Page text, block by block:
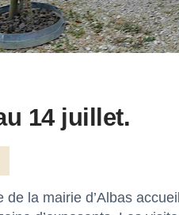
14 juillet.
la mairie d’Albas